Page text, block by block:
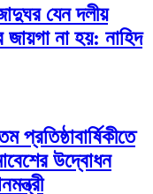
যেন দলীয়
জায়গা না হয়: নাহিদ
প্রতিষ্ঠাবার্ষিকীতে
উদ্বোধন